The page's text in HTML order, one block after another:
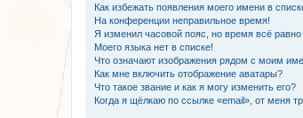
Как избежать появления моего имени в
На конференции неправильное время!
Я изменил часовой пояс, но время всё равно
Моего языка нет в списке!
Что означают изображения рядом с моим
Как мне включить отображение аватары?
Что такое звание и как я могу изменить его?
Когда я щёлкаю по ссылке «email», от меня